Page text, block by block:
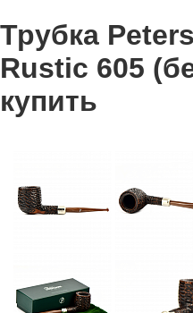
Трубка
Rustic 605
купить